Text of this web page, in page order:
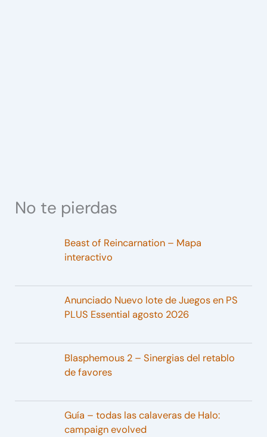
No te pierdas
Beast of Reincarnation – Mapa
interactivo
Anunciado Nuevo lote de Juegos en PS
PLUS Essential agosto 2026
Blasphemous 2 – Sinergias del retablo
de favores
Guía – todas las calaveras de Halo:
campaign evolved